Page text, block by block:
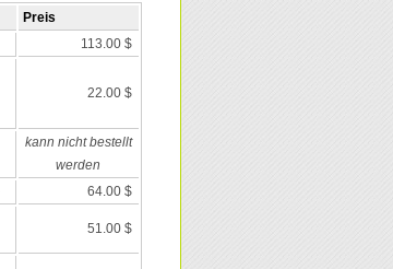
Preis
113.00 $
22.00 $
kann nicht bestellt
werden
64.00 $
51.00 $